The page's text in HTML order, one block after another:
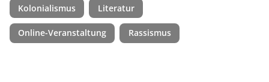
Kolonialismus Literatur
Online-Veranstaltung Rassismus